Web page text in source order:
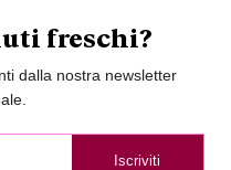
freschi?
dalla nostra newsletter
Iscriviti